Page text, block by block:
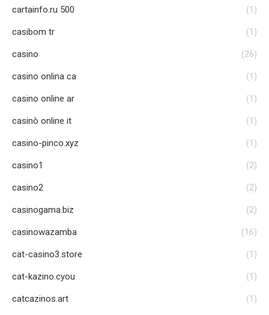
cartainfo.ru 500 (1)
casibom tr (1)
casino (26)
casino onlina ca (1)
casino online ar (1)
casinò online it (1)
casino-pinco.xyz (1)
casino1 (2)
casino2 (2)
casinogama.biz (2)
casinowazamba (16)
cat-casino3.store (1)
cat-kazino.cyou (1)
catcazinos.art (1)